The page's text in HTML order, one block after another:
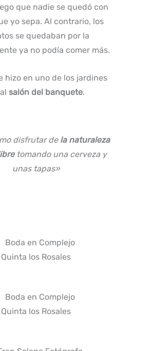
que nadie se quedó con
yo sepa. Al contrario, los
se quedaban por la
ya no podía comer más.
hizo en uno de los jardines
salón del banquete.
disfrutar de la naturaleza
tomando una cerveza y
unas tapas»